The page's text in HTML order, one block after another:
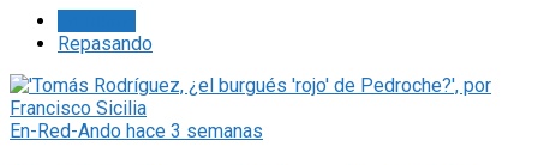
Repasando
En-Red-Ando hace 3 semanas